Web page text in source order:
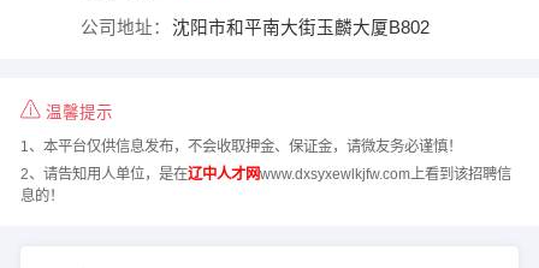
公司地址： 沈阳市和平南大街玉麟大厦B802
温馨提示
1、本平台仅供信息发布，不会收取押金、保证金，请微友务必谨慎！
2、请告知用人单位，是在辽中人才网www.dxsyxewlkjfw.com上看到该招聘信
息的！